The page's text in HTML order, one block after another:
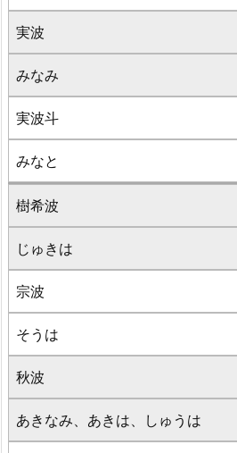
実波
みなみ
実波斗
みなと
樹希波
じゅきは
宗波
そうは
秋波
あきなみ、あきは、しゅうは